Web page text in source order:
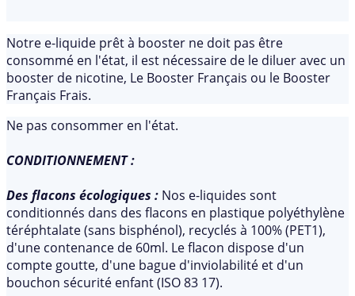
Notre e-liquide prêt à booster ne doit pas être
consommé en l'état, il est nécessaire de le diluer avec un
booster de nicotine, Le Booster Français ou le Booster
Français Frais.
Ne pas consommer en l'état.
CONDITIONNEMENT:
Des flacons écologiques : Nos e-liquides sont
conditionnés dans des flacons en plastique polyéthylène
téréphtalate (sans bisphénol), recyclés à 100% (PET1),
d'une contenance de 60ml. Le flacon dispose d'un
compte goutte, d'une bague d'inviolabilité et d'un
bouchon sécurité enfant (ISO 83 17).